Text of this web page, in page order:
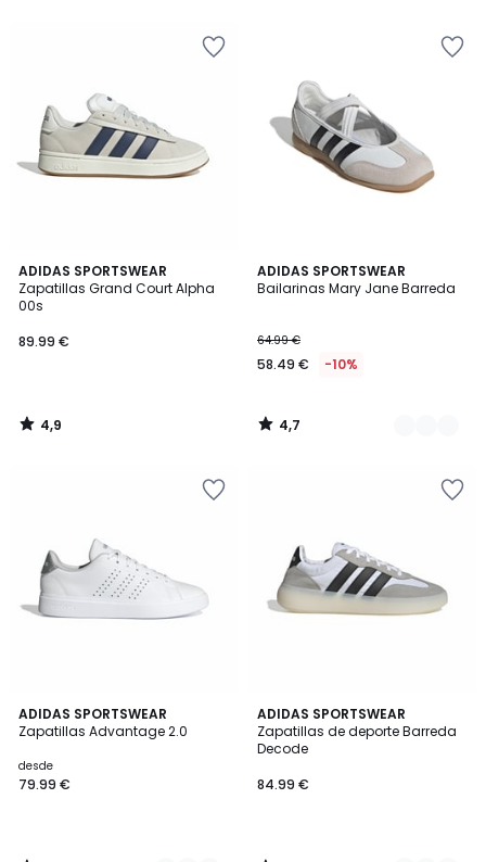
ADIDAS SPORTSWEAR
Zapatillas Grand Court Alpha
00s
89.99 €
4,9
/ 5
4,9
/
ADIDAS SPORTSWEAR
Bailarinas Mary Jane Barreda
64.99 €
58.49 € -10%
4,7
/ 5
2
Colores
4,7
/
ADIDAS SPORTSWEAR
Zapatillas Advantage 2.0
desde
79.99 €
4,7
/ 5
4
Colores
ADIDAS SPORTSWEAR
Zapatillas de deporte Barreda
Decode
84.99 €
4,8
/ 5
3
Colores